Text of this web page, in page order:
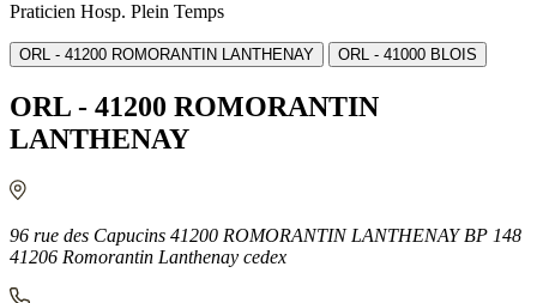
Praticien Hosp. Plein Temps
ORL - 41200 ROMORANTIN LANTHENAY ORL - 41000 BLOIS
ORL - 41200 ROMORANTIN
LANTHENAY
96 rue des Capucins 41200 ROMORANTIN LANTHENAY BP 148
41206 Romorantin Lanthenay cedex